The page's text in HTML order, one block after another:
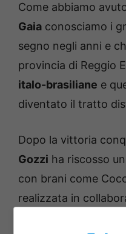
Come abbiamo
Gaia conosciamo i
segno negli anni e
provincia di Reggio
italo-brasiliane e
diventato il tratto
Dopo la vittoria
Gozzi ha riscosso
con brani come
realizzata in